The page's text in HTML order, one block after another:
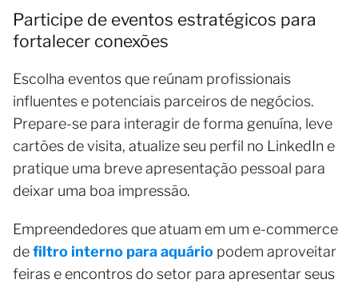
Participe de eventos estratégicos para
fortalecer conexões
Escolha eventos que reúnam profissionais
influentes e potenciais parceiros de negócios.
Prepare-se para interagir de forma genuína, leve
cartões de visita, atualize seu perfil no LinkedIn e
pratique uma breve apresentação pessoal para
deixar uma boa impressão.
Empreendedores que atuam em um e-commerce
defiltro interno para aquário podem aproveitar
feiras e encontros do setor para apresentar seus